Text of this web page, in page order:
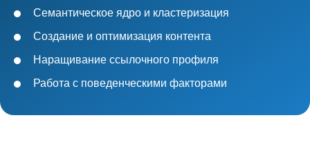
Семантическое ядро и кластеризация
Создание и оптимизация контента
Наращивание ссылочного профиля
Работа с поведенческими факторами